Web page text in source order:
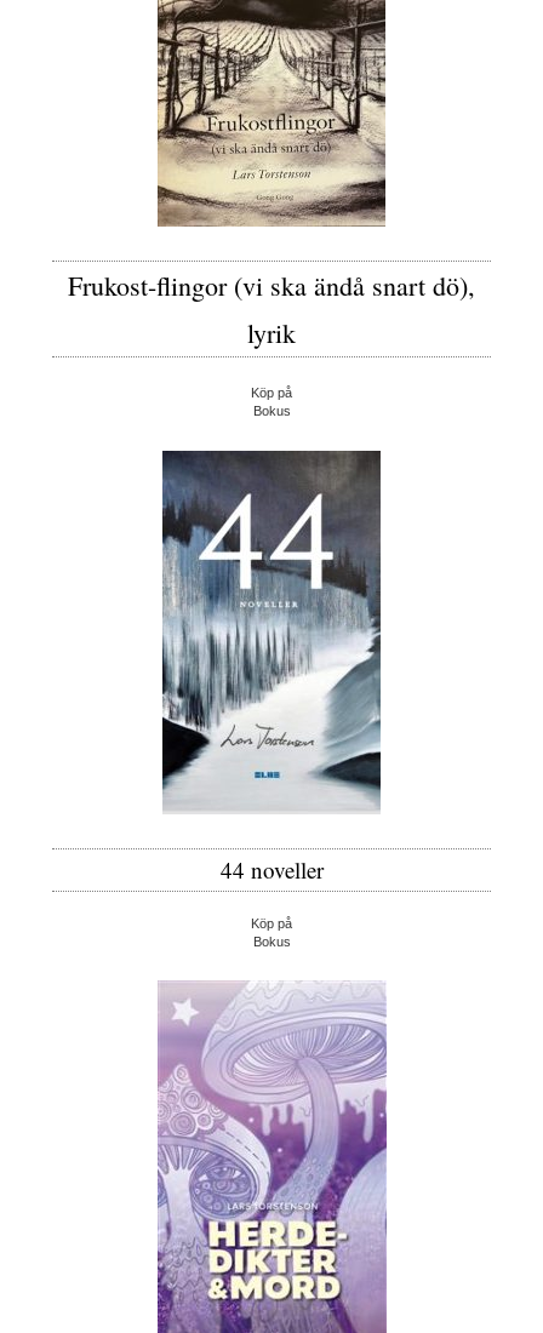
Frukost-flingor (vi ska ändå snart dö),
lyrik
Köp på
Bokus
44 noveller
Köp på
Bokus